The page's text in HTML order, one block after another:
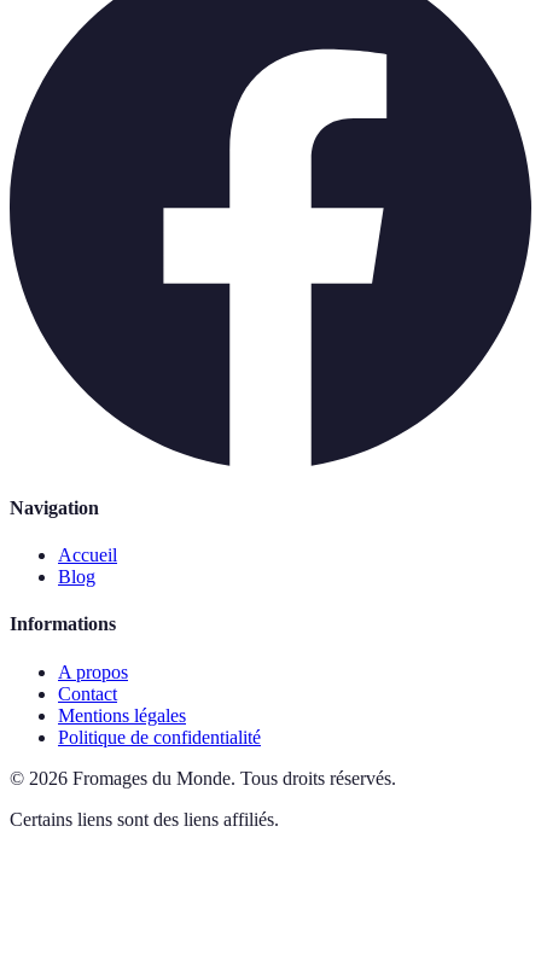
Navigation
Accueil
Blog
Informations
A propos
Contact
Mentions légales
Politique de confidentialité
© 2026 Fromages du Monde. Tous droits réservés.
Certains liens sont des liens affiliés.